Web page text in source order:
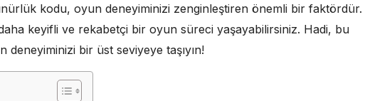
kodu, oyun deneyiminizi zenginleştiren önemli bir faktördür.
keyifli ve rekabetçi bir oyun süreci yaşayabilirsiniz. Hadi, bu
deneyiminizi bir üst seviyeye taşıyın!